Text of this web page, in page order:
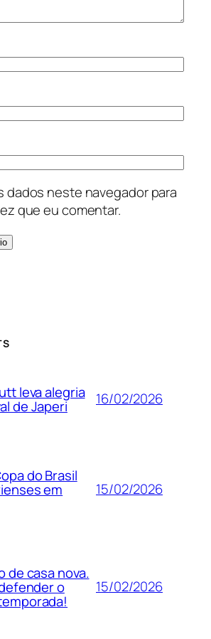
dados neste navegador para
que eu comentar.
leva alegria
de Japeri 16/02/2026
do Brasil
em 15/02/2026
de casa nova.
o 15/02/2026